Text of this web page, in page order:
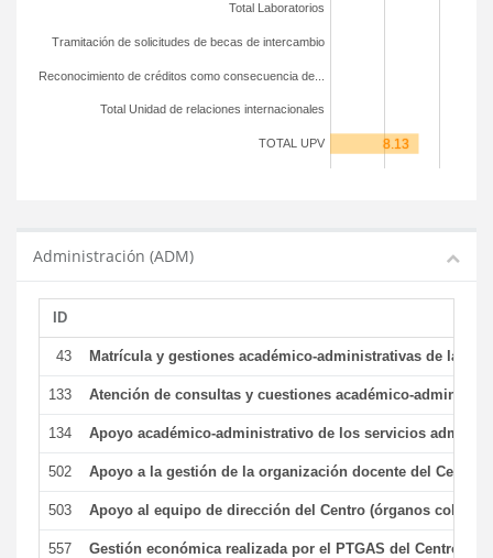
TOTAL UPV
Total Unidad de relaciones internacionales
Reconocimiento de créditos como consecuencia de...
Tramitación de solicitudes de becas de intercambio
Total Laboratorios
Administración (ADM)
ID
43 Matrícula y gestiones académico-administrativas de la
133 Atención de consultas y cuestiones académico-
134 Apoyo académico-administrativo de los servicios
502 Apoyo a la gestión de la organización docente del Centro
503 Apoyo al equipo de dirección del Centro (órganos
557 Gestión económica realizada por el PTGAS del Centro